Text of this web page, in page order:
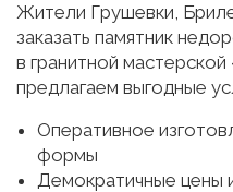
Жители Грушевки,
заказать памятник
в гранитной
предлагаем выгодные
Оперативное
формы
Демократичные цены